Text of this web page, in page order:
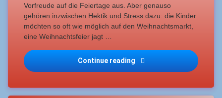
Vorfreude auf die Feiertage aus. Aber genauso
gehören inzwischen Hektik und Stress dazu: die Kinder
möchten so oft wie möglich auf den Weihnachtsmarkt,
eine Weihnachtsfeier jagt …
Continue reading Adventskalender 2023